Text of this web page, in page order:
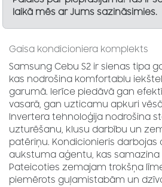
laikā mēs ar Jums sazināsimies.
Gaisa kondicioniera komplekts
Samsung Cebu S2 ir sienas tipa
kas nodrošina komfortablu
garumā. Ierīce piedāvā gan
vasarā, gan uzticamu apkuri
Invertera tehnoloģija nodrošina
uzturēšanu, klusu darbību un
patēriņu. Kondicionieris darbojas
aukstuma aģentu, kas samazina
Pateicoties zemajam trokšņa
piemērots guļamistabām un